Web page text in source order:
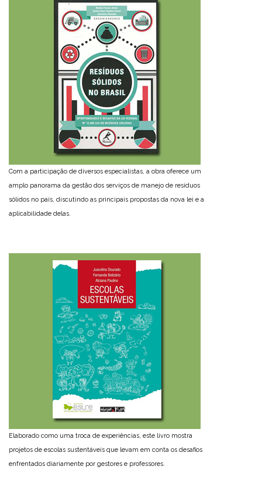
Com a participação de diversos especialistas, a obra oferece um
amplo panorama da gestão dos serviços de manejo de resíduos
sólidos no país, discutindo as principais propostas da nova lei e a
aplicabilidade delas.
Elaborado como uma troca de experiências, este livro mostra
projetos de escolas sustentáveis que levam em conta os desafios
enfrentados diariamente por gestores e professores.